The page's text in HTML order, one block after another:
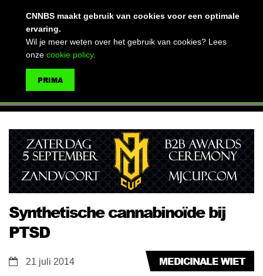
Synthetische cannabinoïde bij
PTSD
MEDICINALE WIET
21 juli 2014
CNNBS maakt gebruik van cookies voor een optimale
ervaring.
Wil je meer weten over het gebruik van cookies? Lees
onze cookie policy.
PRIMA